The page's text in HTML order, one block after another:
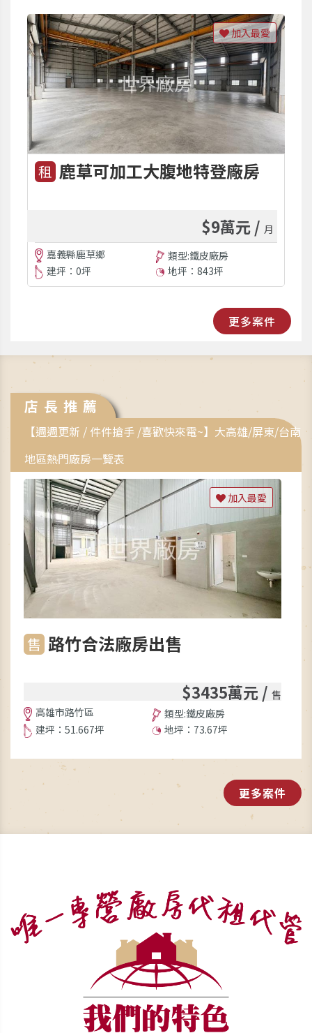
租 鹿草可加工大腹地特登廠房
$9萬元 / 月
嘉義縣鹿草鄉
類型:鐵皮廠房
建坪：0坪
地坪：843坪
加入最愛
更多案件
店長推薦
【週週更新 / 件件搶手 /喜歡快來電~】大高雄/屏東/台南
地區熱門廠房一覽表
售 路竹合法廠房出售
$3435萬元 / 售
高雄市路竹區
類型:鐵皮廠房
建坪：51.667坪
地坪：73.67坪
加入最愛
更多案件